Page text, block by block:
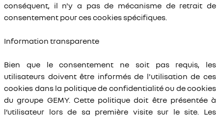
conséquent, il n'y a pas de mécanisme de retrait de
consentement pour ces cookies spécifiques.
Information transparente
Bien que le consentement ne soit pas requis, les
utilisateurs doivent être informés de l'utilisation de ces
cookies dans la politique de confidentialité ou de cookies
du groupe GEMY. Cette politique doit être présentée à
l’utilisateur lors de sa première visite sur le site. Les